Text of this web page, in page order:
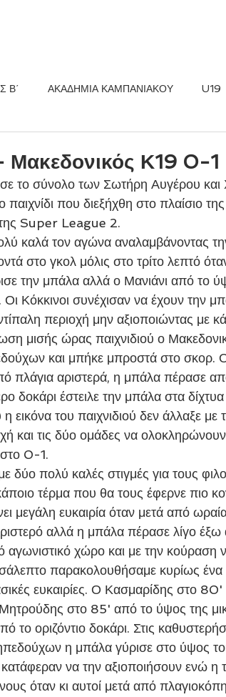
Β΄ ΑΚΑΔΗΜΙΑ ΚΑΜΠΑΝΙΑΚΟΥ U19
Μακεδονικός Κ19 0-1
που διεξήχθη στο πλαίσιο
Super League 2.
στο γκολ μόλις στο τρίτο λεπτό
την μπάλα αλλά ο Μανιάνι από το
Κόκκινοι συνέχισαν να έχουν την
περιοχή μην αξιοποιώντας με
μισής ώρας παιχνιδιού ο
και μπήκε μπροστά στο σκορ.
πλάγια αριστερά, η μπάλα πέρασε
δοκάρι έστειλε την μπάλα στα
η εικόνα του παιχνιδιού δεν άλλαξε
και τις δύο ομάδες να
0-1.
τέρμα που θα τους έφερνε πιο
μεγάλη ευκαιρία όταν μετά από
αλλά η μπάλα πέρασε λίγο έξω
χώρο και με την κούραση
παρακολουθήσαμε κυρίως ένα
ευκαιρίες. Ο Κασμαρίδης στο
στο 85' από το ύψος της
το οριζόντιο δοκάρι. Στις
η μπάλα γύρισε στο ύψος
να την αξιοποιήσουν ενώ η
όταν κι αυτοί μετά από